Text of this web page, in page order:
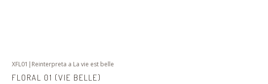
XFL01 | Reinterpreta a La vie est belle
FLORAL 01 (VIE BELLE)